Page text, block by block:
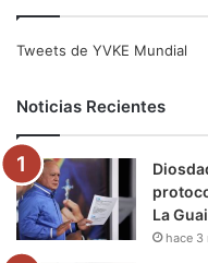
e
o
k
t
e
r
Tweets de YVKE Mundial
Noticias Recientes
La
hace 3